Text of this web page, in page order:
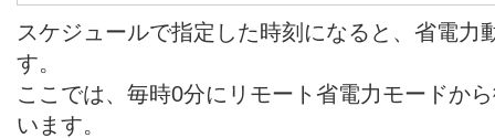
スケジュールで指定した時刻になると、省電力
す。
ここでは、毎時0分にリモート省電力モードか
います。